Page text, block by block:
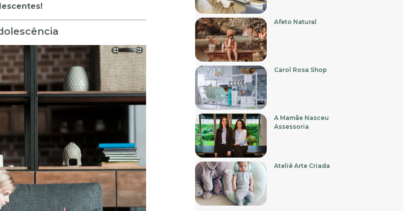
Afeto Natural
Carol Rosa Shop
A Mamãe Nasceu
Assessoria
Ateliê Arte Criada